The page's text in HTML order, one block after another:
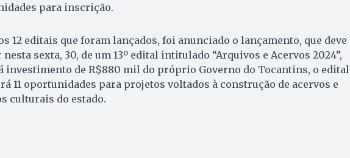
para inscrição.
12 editais que foram lançados, foi anunciado o lançamento, que deve
sexta, 30, de um 13º edital intitulado “Arquivos e Acervos 2024”,
investimento de R$880 mil do próprio Governo do Tocantins, o edital
11 oportunidades para projetos voltados à construção de acervos e
culturais do estado.